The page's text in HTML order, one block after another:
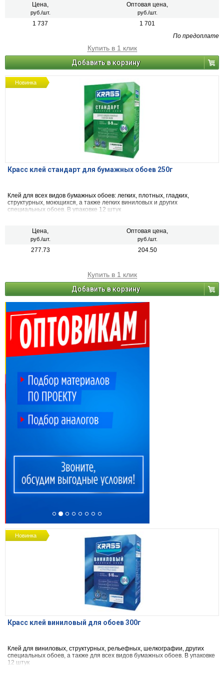
Цена,
руб./шт.
Оптовая цена,
руб./шт.
1 737
1 701
По предоплате
Купить в 1 клик
Добавить в корзину
Новинка
Красс клей стандарт для бумажных обоев 250г
Клей для всех видов бумажных обоев: легких, плотных, гладких,
структурных, моющихся, а также легких виниловых и других
специальных обоев. В упаковке 12 штук
Цена,
руб./шт.
Оптовая цена,
руб./шт.
277.73 204.50
Купить в 1 клик
Добавить в корзину
Новинка
Красс клей виниловый для обоев 300г
Клей для виниловых, структурных, рельефных, шелкографии, других
специальных обоев, а также для всех видов бумажных обоев. В упаковке
12 штук